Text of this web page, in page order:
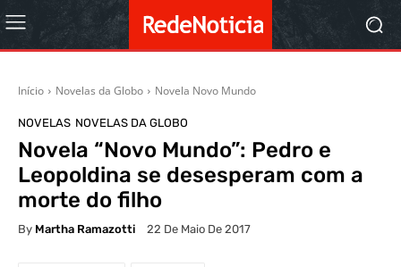
Início Novelas da Globo Novela Novo Mundo
NOVELAS NOVELAS DA GLOBO
Novela “Novo Mundo”: Pedro e
Leopoldina se desesperam com a
morte do filho
By Martha Ramazotti 22 De Maio De 2017